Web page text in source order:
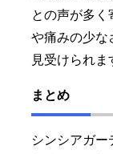
との声が多
や痛みの少な
見受けられま
まとめ
シンシアガー